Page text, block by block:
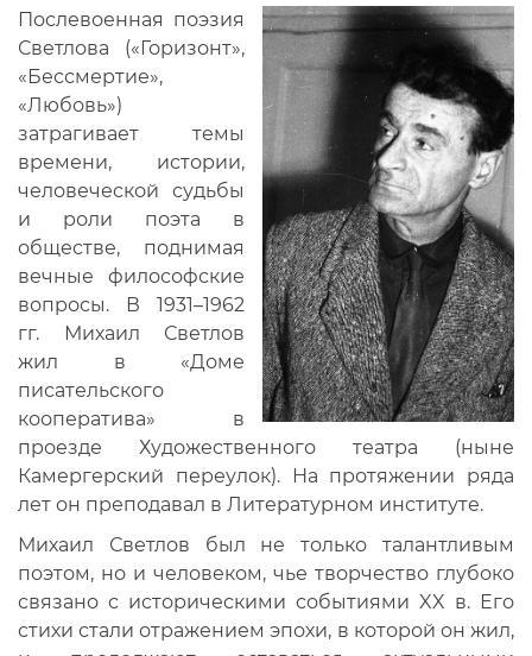
Послевоенная поэзия
Светлова («Горизонт»,
«Бессмертие»,
«Любовь»)
затрагивает темы
времени, истории,
человеческой судьбы
и роли поэта в
обществе, поднимая
вечные философские
вопросы. В 1931–1962
гг. Михаил Светлов
жил в «Доме
писательского
кооператива» в
проезде Художественного театра (ныне
Камергерский переулок). На протяжении ряда
лет он преподавал в Литературном институте.
Михаил Светлов был не только талантливым
поэтом, но и человеком, чье творчество глубоко
связано с историческими событиями XX в. Его
стихи стали отражением эпохи, в которой он жил,